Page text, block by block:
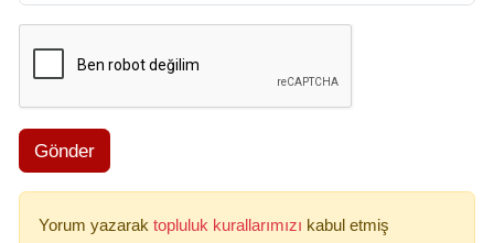
Gönder
Yorum yazarak topluluk kurallarımızı kabul etmiş